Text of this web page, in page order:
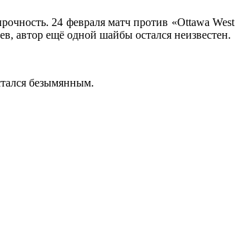
24 февраля матч против «Ottawa West
автор ещё одной шайбы остался неизвестен.
безымянным.